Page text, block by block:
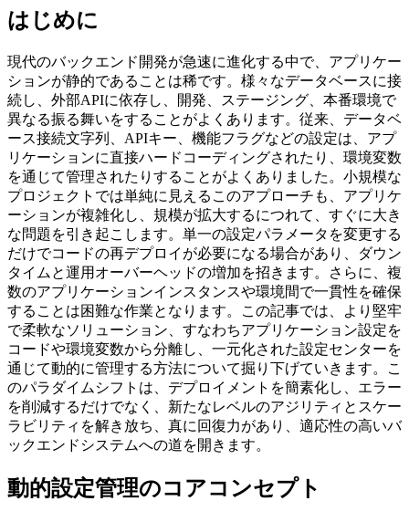
はじめに
現代のバックエンド開発が急速に進化する中で、アプリケー
ションが静的であることは稀です。様々なデータベースに接
続し、外部APIに依存し、開発、ステージング、本番環境で
異なる振る舞いをすることがよくあります。従来、データベ
ース接続文字列、APIキー、機能フラグなどの設定は、アプ
リケーションに直接ハードコーディングされたり、環境変数
を通じて管理されたりすることがよくありました。小規模な
プロジェクトでは単純に見えるこのアプローチも、アプリケ
ーションが複雑化し、規模が拡大するにつれて、すぐに大き
な問題を引き起こします。単一の設定パラメータを変更する
だけでコードの再デプロイが必要になる場合があり、ダウン
タイムと運用オーバーヘッドの増加を招きます。さらに、複
数のアプリケーションインスタンスや環境間で一貫性を確保
することは困難な作業となります。この記事では、より堅牢
で柔軟なソリューション、すなわちアプリケーション設定を
コードや環境変数から分離し、一元化された設定センターを
通じて動的に管理する方法について掘り下げていきます。こ
のパラダイムシフトは、デプロイメントを簡素化し、エラー
を削減するだけでなく、新たなレベルのアジリティとスケー
ラビリティを解き放ち、真に回復力があり、適応性の高いバ
ックエンドシステムへの道を開きます。
動的設定管理のコアコンセプト